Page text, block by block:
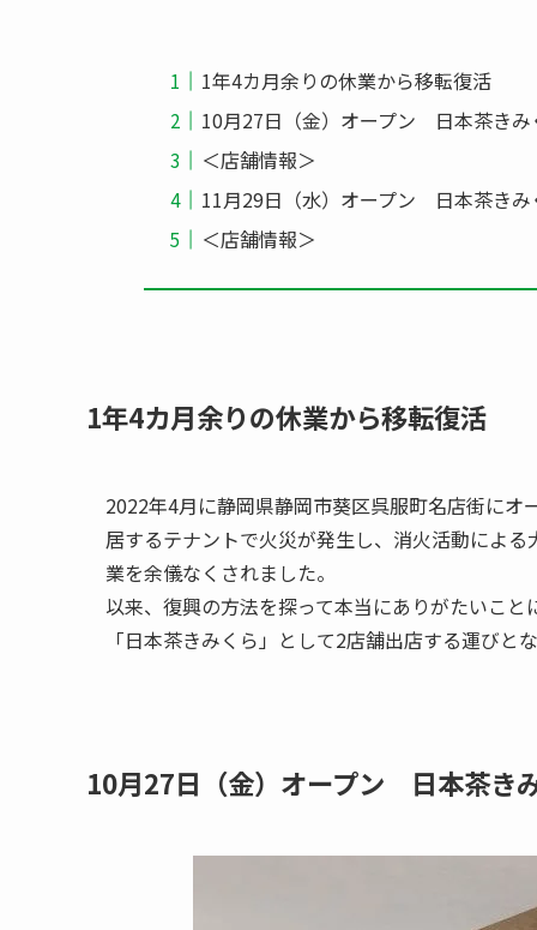
1年4カ月余りの休業から移転復活
10月27日（金）オープン 日本茶きみ
＜店舗情報＞
11月29日（水）オープン 日本茶きみ
＜店舗情報＞
1年4カ月余りの休業から移転復活
2022年4月に静岡県静岡市葵区呉服町名店街に
居するテナントで火災が発生し、消火活動によ
業を余儀なくされました。
以来、復興の方法を探って本当にありがたいこ
「日本茶きみくら」として2店舗出店する運びと
10月27日（金）オープン 日本茶き